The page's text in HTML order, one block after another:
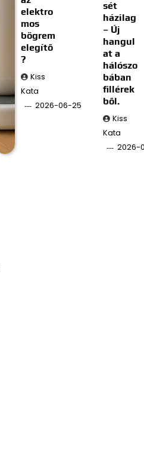
elektro
mos
bögrem
elegítő
?
Kiss
Kata
2026-06-25
sét
házilag
– Új
hangul
at a
hálószo
bában
fillérek
ből.
Kiss
Kata
2026-